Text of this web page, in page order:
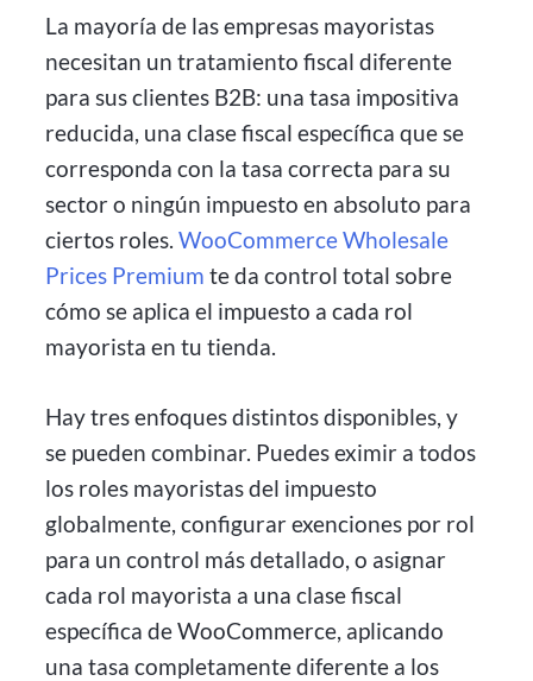
La mayoría de las empresas mayoristas
necesitan un tratamiento fiscal diferente
para sus clientes B2B: una tasa impositiva
reducida, una clase fiscal específica que se
corresponda con la tasa correcta para su
sector o ningún impuesto en absoluto para
ciertos roles.WooCommerce Wholesale
Prices Premium te da control total sobre
cómo se aplica el impuesto a cada rol
mayorista en tu tienda.
Hay tres enfoques distintos disponibles, y
se pueden combinar. Puedes eximir a todos
los roles mayoristas del impuesto
globalmente, configurar exenciones por rol
para un control más detallado, o asignar
cada rol mayorista a una clase fiscal
específica de WooCommerce, aplicando
una tasa completamente diferente a los